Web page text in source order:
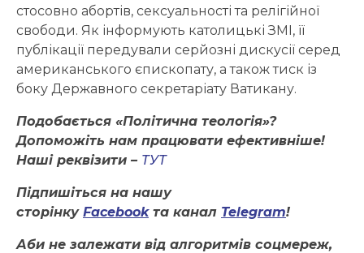
стосовно абортів, сексуальності та релігійної
свободи. Як інформують католицькі ЗМІ, її
публікації передували серйозні дискусії серед
американського єпископату, а також тиск із
боку Державного секретаріату Ватикану.
Подобається «Політична теологія»?
Допоможіть нам працювати ефективніше!
Наші реквізити – ТУТ
Підпишіться на нашу
сторінку Facebookта канал Telegram!
Аби не залежати від алгоритмів соцмереж,